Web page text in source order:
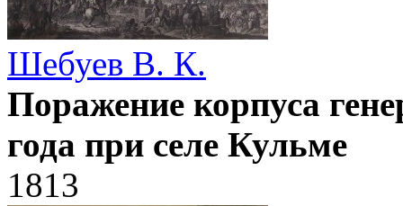
Шебуев В. К.
Поражение корпуса
года при селе Кульме
1813